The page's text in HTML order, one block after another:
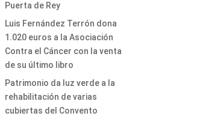
Puerta de Rey
Luis Fernández Terrón dona
1.020 euros a la Asociación
Contra el Cáncer con la venta
de su último libro
Patrimonio da luz verde a la
rehabilitación de varias
cubiertas del Convento